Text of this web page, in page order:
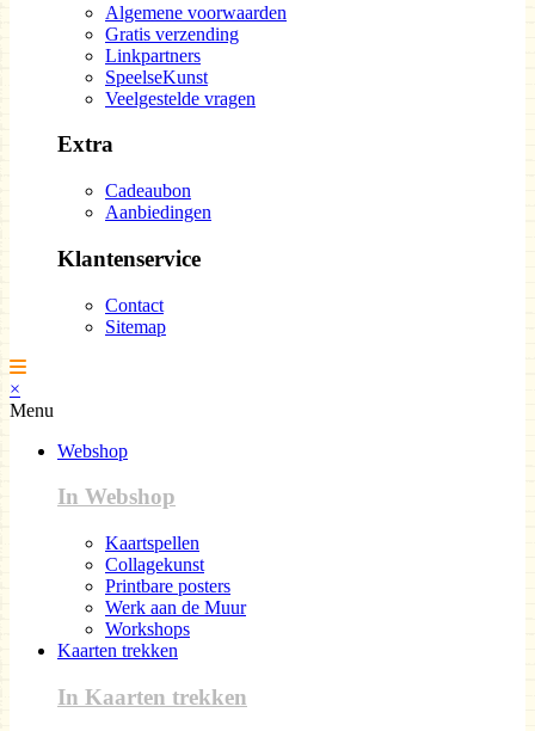
Algemene voorwaarden
Gratis verzending
Linkpartners
SpeelseKunst
Veelgestelde vragen
Extra
Cadeaubon
Aanbiedingen
Klantenservice
Contact
Sitemap
×
Menu
Webshop
In Webshop
Kaartspellen
Collagekunst
Printbare posters
Werk aan de Muur
Workshops
Kaarten trekken
In Kaarten trekken